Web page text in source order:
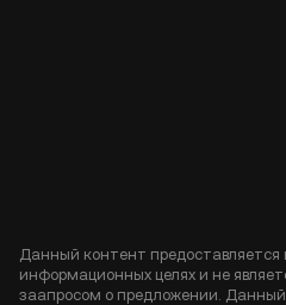
Данный контент предоставляется
информационных целях и не
заапросом о предложении. Данный